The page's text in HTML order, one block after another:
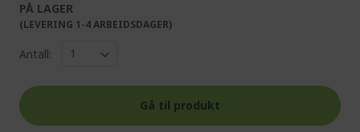
PÅ LAGER
(LEVERING 1-4 ARBEIDSDAGER)
Antall:
Gå til produkt